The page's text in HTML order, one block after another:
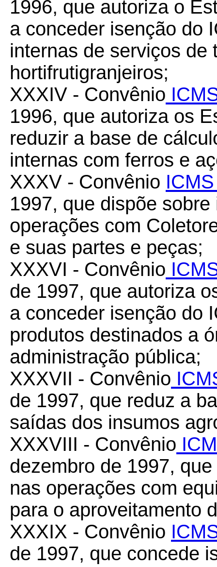
1996, que autoriza o
a conceder isenção do
internas de serviços de
hortifrutigranjeiros;
XXXIV - Convênio
1996, que autoriza os
reduzir a base de
internas com ferros e
XXXV - Convênio
1997, que dispõe
operações com
e suas partes e peças;
XXXVI - Convênio
de 1997, que autoriza
a conceder isenção do
produtos destinados a
administração pública;
XXXVII - Convênio
de 1997, que reduz a
saídas dos insumos
XXXVIII - Convênio
dezembro de 1997,
nas operações com
para o aproveitamento
XXXIX - Convênio
de 1997, que concede